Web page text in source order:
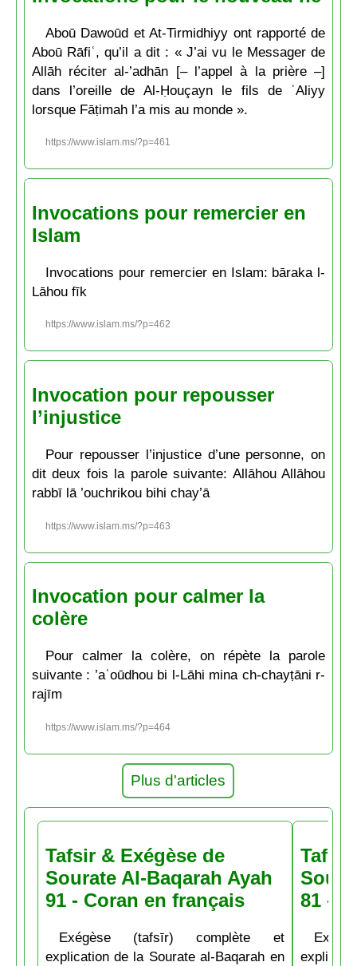
Aboū Dawoūd et At-Tirmidhiyy ont rapporté de
Aboū Rāfiʿ, qu’il a dit : « J’ai vu le Messager de
Allāh réciter al-’adhān [– l’appel à la prière –]
dans l’oreille de Al-Ḥouçayn le fils de ʿAliyy
lorsque Fāṭimah l’a mis au monde ».
https://www.islam.ms/?p=461
Invocations pour remercier en
Islam
Invocations pour remercier en Islam: bāraka l-
Lāhou fīk
https://www.islam.ms/?p=462
Invocation pour repousser
l’injustice
Pour repousser l’injustice d’une personne, on
dit deux fois la parole suivante: Allāhou Allāhou
rabbī lā ’ouchrikou bihi chay’ā
https://www.islam.ms/?p=463
Invocation pour calmer la
colère
Pour calmer la colère, on répète la parole
suivante : ’aʿoūdhou bi l-Lāhi mina ch-chayṭāni r-
rajīm
https://www.islam.ms/?p=464
Plus d'articles
Tafsir & Exégèse de
Sourate Al-Baqarah Ayah
91 - Coran en français
Exégèse (tafsīr) complète et
explication de la Sourate al-Baqarah en
Tafsir
81 -